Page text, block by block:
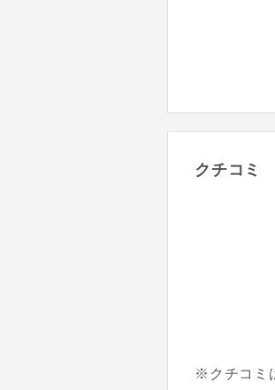
クチコミ
※クチコミ